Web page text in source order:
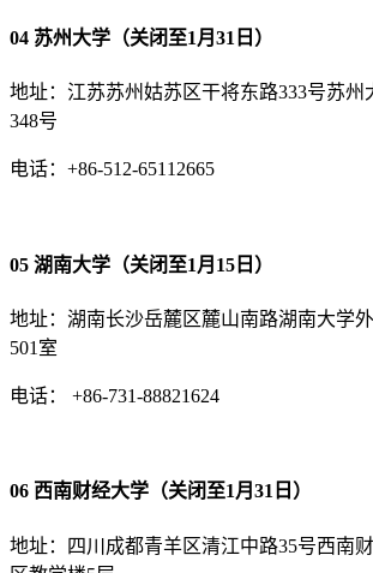
04 苏州大学（关闭至1月31日）
地址：江苏苏州姑苏区干将东路333号苏州
348号
电话：+86-512-65112665
05 湖南大学（关闭至1月15日）
地址：湖南长沙岳麓区麓山南路湖南大学
501室
电话： +86-731-88821624
06 西南财经大学（关闭至1月31日）
地址：四川成都青羊区清江中路35号西南